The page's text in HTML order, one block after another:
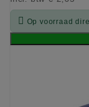
 Op voorraad